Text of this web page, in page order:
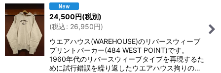
24,500円(税別)
(税込: 26,950円)
ウエアハウス(WAREHOUSE)のリバースウィーブ
プリントパーカー(484 WEST POINT)です。
1960年代のリバースウィーブタイプを再現するた
めに試行錯誤を繰り返したウエアハウス拘りの…